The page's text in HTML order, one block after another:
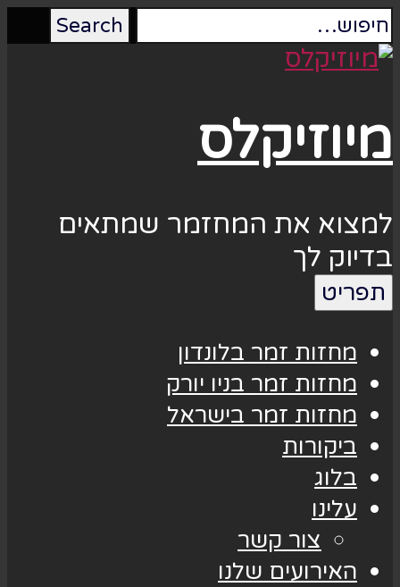
מיוזיקלס
למצוא את המחזמר שמתאים
בדיוק לך
תפריט
מחזות זמר בלונדון
מחזות זמר בניו יורק
מחזות זמר בישראל
ביקורות
בלוג
עלינו
צור קשר
האירועים שלנו